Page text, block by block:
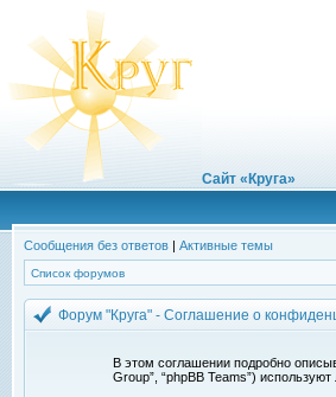
Сайт «Круга»
Сообщения без ответов | Активные темы
Список форумов
Форум "Круга" - Соглашение о
В этом соглашении подробно
Group”, “phpBB Teams”)